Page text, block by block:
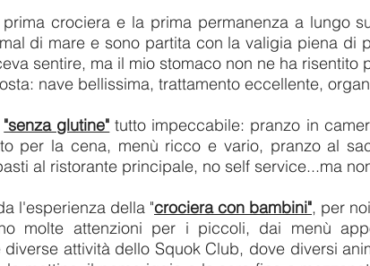
crociera e la prima permanenza a lungo
di mare e sono partita con la valigia piena di
sentire, ma il mio stomaco non ne ha risentito
nave bellissima, trattamento eccellente,
"senza glutine" tutto impeccabile: pranzo in
per la cena, menù ricco e vario, pranzo al
al ristorante principale, no self service...ma
l'esperienza della "crociera con bambini", per
molte attenzioni per i piccoli, dai menù
diverse attività dello Squok Club, dove diversi